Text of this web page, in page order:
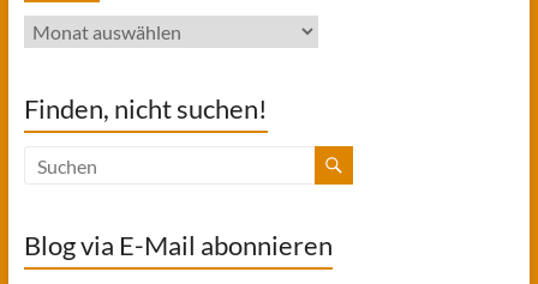
Archiv
Finden, nicht suchen!
Blog via E-Mail abonnieren